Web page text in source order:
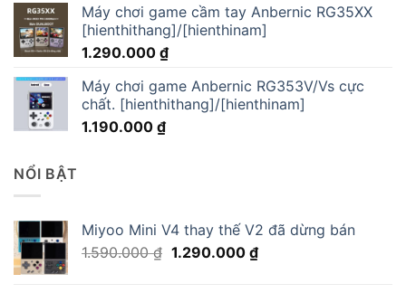
Máy chơi game cầm tay Anbernic RG35XX
[hienthithang]/[hienthinam]
1.290.000 ₫
Máy chơi game Anbernic RG353V/Vs cực
chất. [hienthithang]/[hienthinam]
1.190.000 ₫
NỔI BẬT
Miyoo Mini V4 thay thế V2 đã dừng bán
1.590.000₫ Giá
1.290.000 ₫Giá